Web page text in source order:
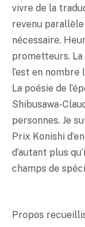
vivre de la
revenu
nécessaire.
prometteurs. La
l’est en
La poésie de
Shibusawa-
personnes. Je
Prix Konishi
d’autant plus
champs de
Propos